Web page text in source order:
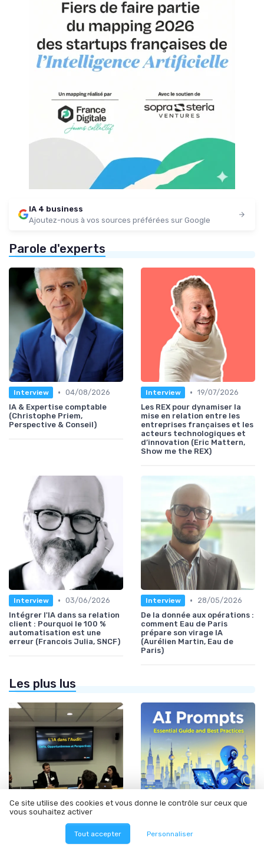
IA 4 business
Ajoutez-nous à vos sources préférées sur Google
Parole d'experts
Interview • 04/08/2026
IA & Expertise comptable
(Christophe Priem,
Perspective & Conseil)
Interview • 19/07/2026
Les REX pour dynamiser la
mise en relation entre les
entreprises françaises et les
acteurs technologiques et
d’innovation (Eric Mattern,
Show me the REX)
Interview • 03/06/2026
Intégrer l'IA dans sa relation
client : Pourquoi le 100 %
automatisation est une
erreur (Francois Julia, SNCF)
Interview •
28/05/2026
De la donnée aux opérations :
comment Eau de Paris
prépare son virage IA
(Aurélien Martin, Eau de
Paris)
Les plus lus
• 12/06/2025
L'IA dans l'Audit : Défis,
Ce site utilise des cookies et vous donne le contrôle sur ceux que
vous souhaitez activer
Tout accepter Personnaliser